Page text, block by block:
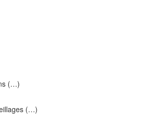
(…)
(…)